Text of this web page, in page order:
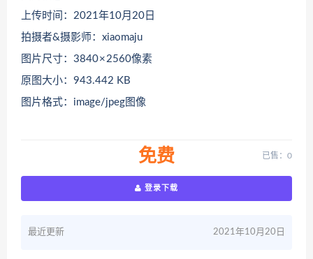
上传时间：2021年10月20日
拍摄者&摄影师：xiaomaju
图片尺寸：3840 × 2560像素
原图大小：943.442 KB
图片格式：image/jpeg图像
免费 已售：0
登录下载
最近更新 2021年10月20日